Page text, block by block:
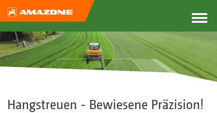
Hangstreuen - Bewiesene Präzision!